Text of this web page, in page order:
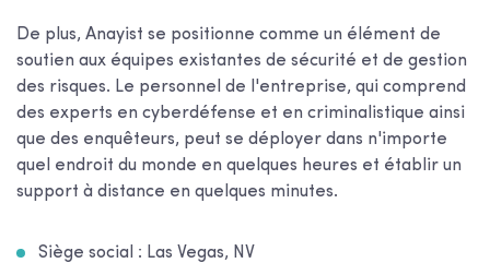
De plus, Anayist se positionne comme un élément de
soutien aux équipes existantes de sécurité et de gestion
des risques. Le personnel de l'entreprise, qui comprend
des experts en cyberdéfense et en criminalistique ainsi
que des enquêteurs, peut se déployer dans n'importe
quel endroit du monde en quelques heures et établir un
support à distance en quelques minutes.
Siège social : Las Vegas, NV